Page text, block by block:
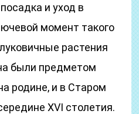
и уход в
момент такого
растения
были предметом
родине, и в Старом
XVI столетия.